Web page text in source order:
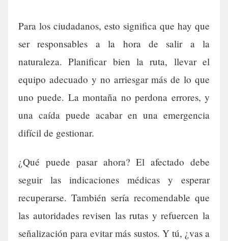
Para los ciudadanos, esto significa que hay que
ser responsables a la hora de salir a la
naturaleza. Planificar bien la ruta, llevar el
equipo adecuado y no arriesgar más de lo que
uno puede. La montaña no perdona errores, y
una caída puede acabar en una emergencia
difícil de gestionar.
¿Qué puede pasar ahora? El afectado debe
seguir las indicaciones médicas y esperar
recuperarse. También sería recomendable que
las autoridades revisen las rutas y refuercen la
señalización para evitar más sustos. Y tú, ¿vas a